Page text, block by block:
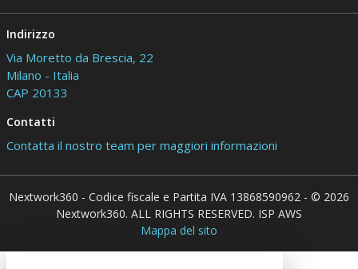
Indirizzo
Via Moretto da Brescia, 22
Milano - Italia
CAP 20133
Contatti
Contatta il nostro team per maggiori informazioni
Nextwork360 - Codice fiscale e Partita IVA 13868590962 - © 2026
Nextwork360. ALL RIGHTS RESERVED. ISP AWS
Mappa del sito